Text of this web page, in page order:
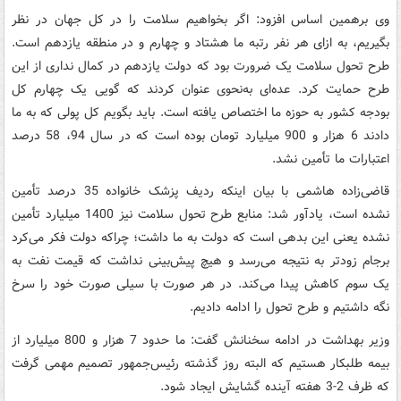
وی برهمین اساس افزود: اگر بخواهیم سلامت را در کل جهان در نظر
بگیریم، به ازای هر نفر رتبه ما هشتاد و چهارم و در منطقه یازدهم است.
طرح تحول سلامت یک ضرورت بود که دولت یازدهم در کمال نداری از این
طرح حمایت کرد. عده‌ای به‌نحوی عنوان کردند که گویی یک چهارم کل
بودجه کشور به حوزه ما اختصاص یافته است. باید بگویم کل پولی که به ما
دادند 6 هزار و 900 میلیارد تومان بوده است که در سال 94، 58 درصد
اعتبارات ما تأمین نشد.
قاضی‌زاده هاشمی با بیان اینکه ردیف پزشک خانواده 35 درصد تأمین
نشده است، یادآور شد: منابع طرح تحول سلامت نیز 1400 میلیارد تأمین
نشده یعنی این بدهی است که دولت به ما داشت؛ چراکه دولت فکر می‌کرد
برجام زودتر به نتیجه می‌رسد و هیچ پیش‌بینی نداشت که قیمت نفت به
یک سوم کاهش پیدا می‌کند. در هر صورت با سیلی صورت خود را سرخ
نگه داشتیم و طرح تحول را ادامه دادیم.
وزیر بهداشت در ادامه سخنانش گفت: ما حدود 7 هزار و 800 میلیارد از
بیمه طلبکار هستیم که البته روز گذشته رئیس‌جمهور تصمیم مهمی گرفت
که ظرف 2-3 هفته آینده گشایش ایجاد شود.